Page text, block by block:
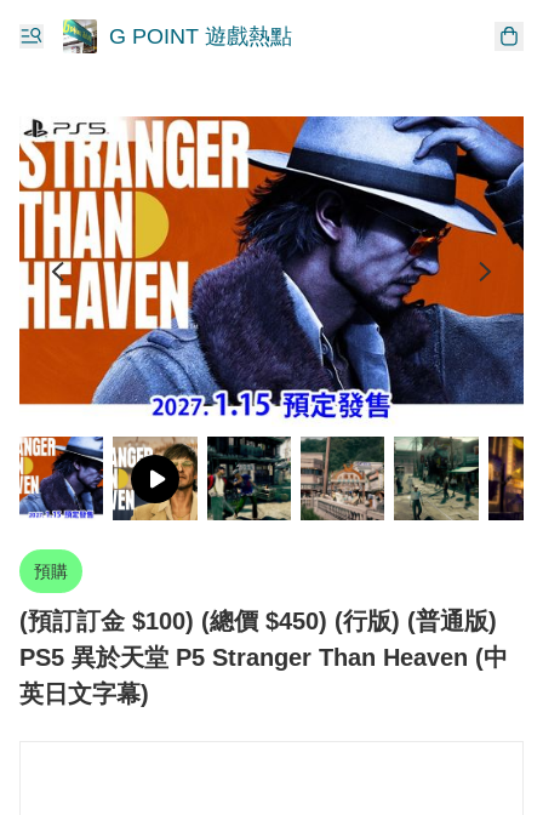
G POINT 遊戲熱點
預購
(預訂訂金 $100) (總價 $450) (行版) (普通版)
PS5 異於天堂 P5 Stranger Than Heaven (中
英日文字幕)